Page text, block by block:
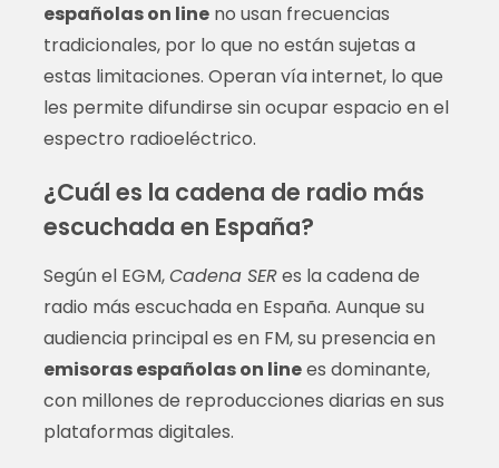
españolas on lineno usan frecuencias
tradicionales, por lo que no están sujetas a
estas limitaciones. Operan vía internet, lo que
les permite difundirse sin ocupar espacio en el
espectro radioeléctrico.
¿Cuál es la cadena de radio más
escuchada en España?
Según el EGM,Cadena SERes la cadena de
radio más escuchada en España. Aunque su
audiencia principal es en FM, su presencia en
emisoras españolas on linees dominante,
con millones de reproducciones diarias en sus
plataformas digitales.